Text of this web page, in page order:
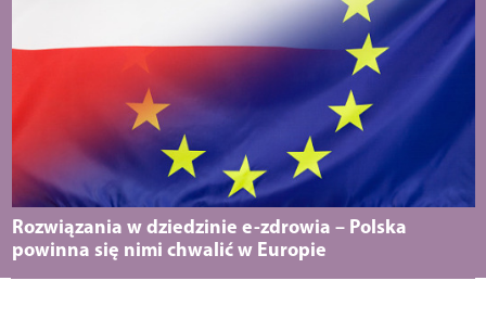
Rozwiązania w dziedzinie e-zdrowia – Polska
powinna się nimi chwalić w Europie